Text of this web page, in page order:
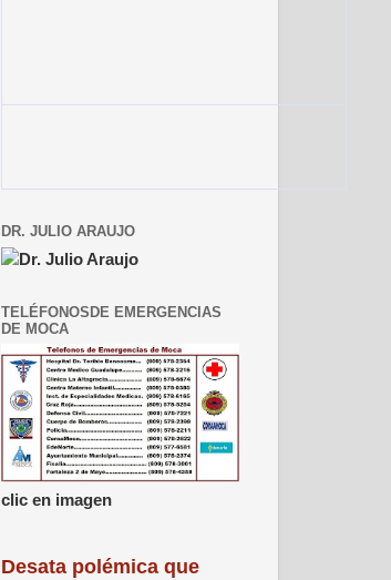
DR. JULIO ARAUJO
TELÉFONOSDE EMERGENCIAS
DE MOCA
clic en imagen
Desata polémica que